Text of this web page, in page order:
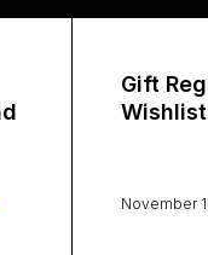
Gift
November